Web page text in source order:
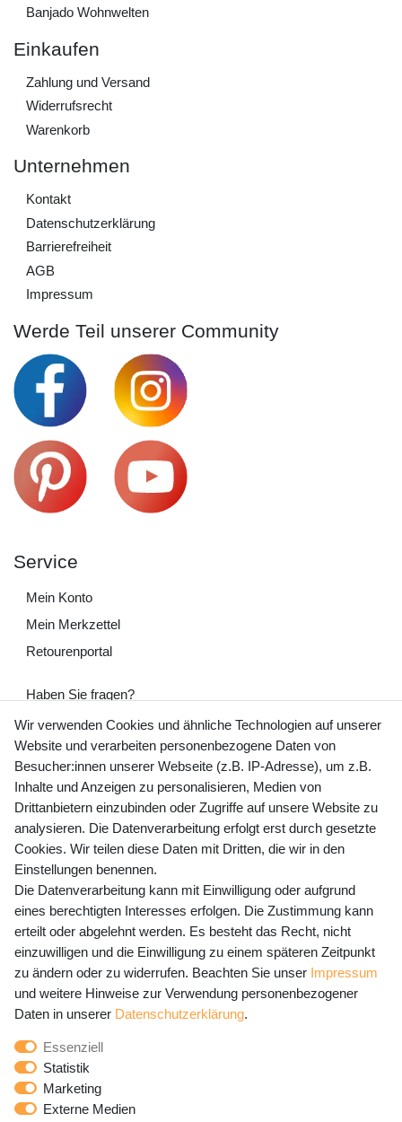
Banjado Wohnwelten
Einkaufen
Zahlung und Versand
Widerrufs­recht
Warenkorb
Unternehmen
Kontakt
Daten­schutz­erklärung
Barrierefreiheit
AGB
Impressum
Werde Teil unserer Community
Service
Mein Konto
Mein Merkzettel
Retourenportal
Haben Sie fragen?
+49 (0) 35243 460 400
Mo-Fr 9-15 Uhr
shop@banjado.com
Preisangaben inkl. gesetzl. MwSt. und zzgl. Service- und
Versandkosten
Newsletter Anmeldung - Keine Angebote
mehr verpassen!
E-MAIL **
Newsletter
Honig
Hiermit bestätige ich, dass ich die
gelesen habe. Meine Einwilligung kann ich jederzeit
widerrufen.**
Wir verwenden Cookies und ähnliche Technologien auf unserer
Website und verarbeiten personenbezogene Daten von
Besucher:innen unserer Webseite (z.B. IP-Adresse), um z.B.
Inhalte und Anzeigen zu personalisieren, Medien von
Drittanbietern einzubinden oder Zugriffe auf unsere Website zu
analysieren. Die Datenverarbeitung erfolgt erst durch gesetzte
Cookies. Wir teilen diese Daten mit Dritten, die wir in den
Einstellungen benennen.
Die Datenverarbeitung kann mit Einwilligung oder aufgrund
eines berechtigten Interesses erfolgen. Die Zustimmung kann
erteilt oder abgelehnt werden. Es besteht das Recht, nicht
einzuwilligen und die Einwilligung zu einem späteren Zeitpunkt
zu ändern oder zu widerrufen. Beachten Sie unser Impressum
und weitere Hinweise zur Verwendung personenbezogener
Daten in unserer Daten­schutz­erklärung.
Essenziell
Statistik
Marketing
Externe Medien